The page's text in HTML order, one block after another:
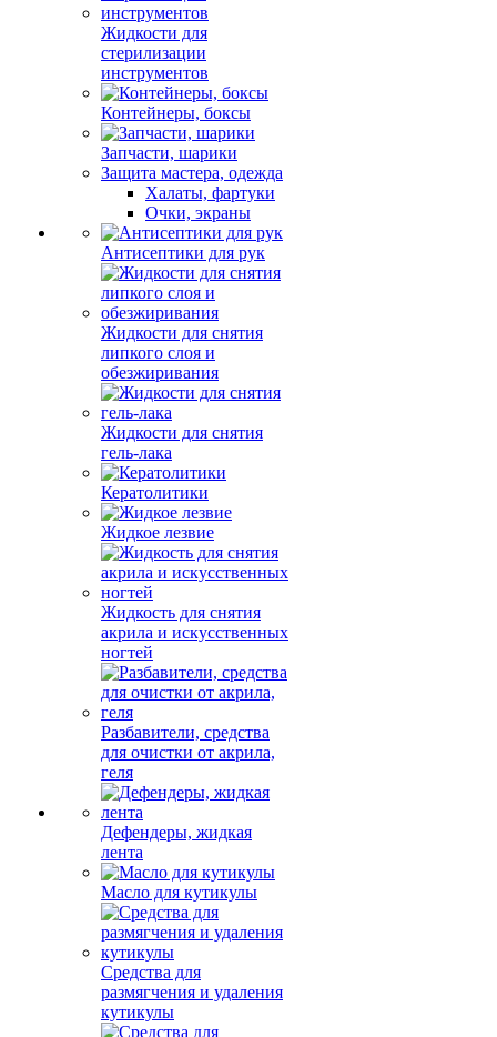
Жидкости для
стерилизации
инструментов
Контейнеры, боксы
Запчасти, шарики
Защита мастера, одежда
Халаты, фартуки
Очки, экраны
Антисептики для рук
Жидкости для снятия
липкого слоя и
обезжиривания
Жидкости для снятия
гель-лака
Кератолитики
Жидкое лезвие
Жидкость для снятия
акрила и искусственных
ногтей
Разбавители, средства
для очистки от акрила,
геля
Дефендеры, жидкая
лента
Масло для кутикулы
Средства для
размягчения и удаления
кутикулы